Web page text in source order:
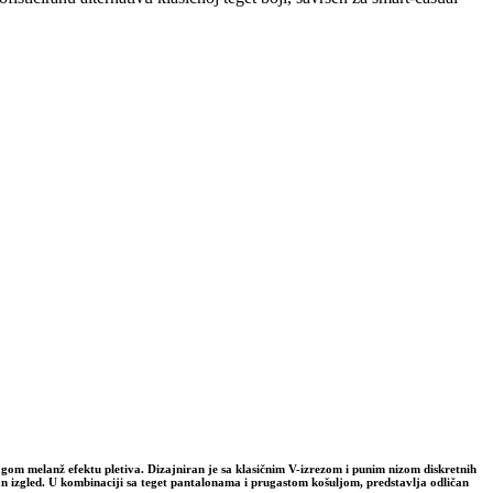
melanž efektu pletiva. Dizajniran je sa klasičnim V-izrezom i punim nizom diskretnih
U kombinaciji sa teget pantalonama i prugastom košuljom, predstavlja odličan